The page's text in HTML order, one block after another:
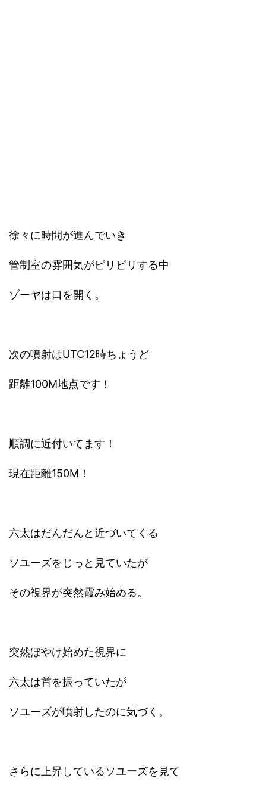
徐々に時間が進んでいき
管制室の雰囲気がピリピリする中
ゾーヤは口を開く。
次の噴射はUTC12時ちょうど
距離100M地点です！
順調に近付いてます！
現在距離150M！
六太はだんだんと近づいてくる
ソユーズをじっと見ていたが
その視界が突然霞み始める。
突然ぼやけ始めた視界に
六太は首を振っていたが
ソユーズが噴射したのに気づく。
さらに上昇しているソユーズを見て